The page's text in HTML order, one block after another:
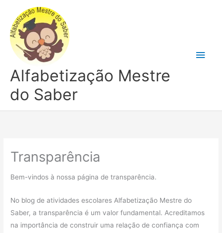
conteúdo
Alfabetização Mestre
do Saber
Transparência
Bem-vindos à nossa página de transparência.
No blog de atividades escolares Alfabetização Mestre do
Saber, a transparência é um valor fundamental. Acreditamos
na importância de construir uma relação de confiança com